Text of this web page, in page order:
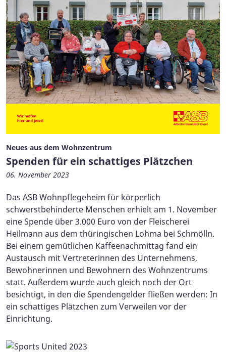
Neues aus dem Wohnzentrum
Spenden für ein schattiges Plätzchen
06. November 2023
Das ASB Wohnpflegeheim für körperlich
schwerstbehinderte Menschen erhielt am 1. November
eine Spende über 3.000 Euro von der Fleischerei
Heilmann aus dem thüringischen Lohma bei Schmölln.
Bei einem gemütlichen Kaffeenachmittag fand ein
Austausch mit Vertreterinnen des Unternehmens,
Bewohnerinnen und Bewohnern des Wohnzentrums
statt. Außerdem wurde auch gleich noch der Ort
besichtigt, in den die Spendengelder fließen werden: In
ein schattiges Plätzchen zum Verweilen vor der
Einrichtung.